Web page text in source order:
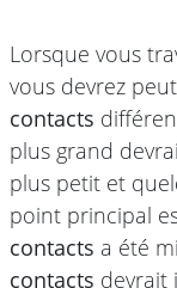
Lorsque vous
vous devrez
contacts
plus grand
plus petit et
point principal
contacts a été
contacts devrait